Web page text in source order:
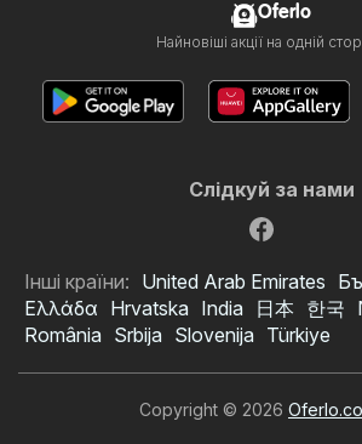
Oferlo
Найновіші акції на одній
Слідкуй за нами
Інші країни: United Arab Emirates
Ελλάδα Hrvatska India 日本 한국
România Srbija Slovenija Türkiye
Copyright © 2026